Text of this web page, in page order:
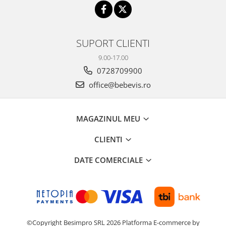
SUPORT CLIENTI
9.00-17.00
0728709900
office@bebevis.ro
MAGAZINUL MEU
CLIENTI
DATE COMERCIALE
©Copyright Besimpro SRL 2026 Platforma E-commerce by